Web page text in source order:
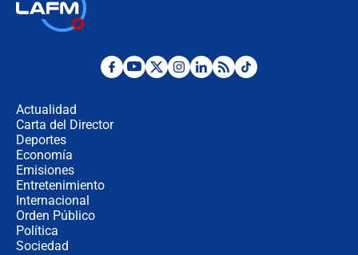
"No hubo fraude ni posibilidad de
Actualidad
Carta del Director
Deportes
Economía
Emisiones
Entretenimiento
Internacional
Orden Público
Política
Sociedad